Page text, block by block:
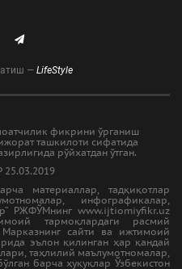
— LifeStyle
фикрини ўрганиш
ташкилоти сифатида
рўйхатдан ўтган.
25.03.2019
материаллар, тадқиқотлар
инфографикалар,
РЖФЎМнинг www.ijtiomiyfikr.uz
тармоқлардаги расмий
сайти ва ижтимоий
эълон қилинган ҳар қандай
таҳлилий маълумотномалар,
барча ҳуқуқлар Ўзбекистон